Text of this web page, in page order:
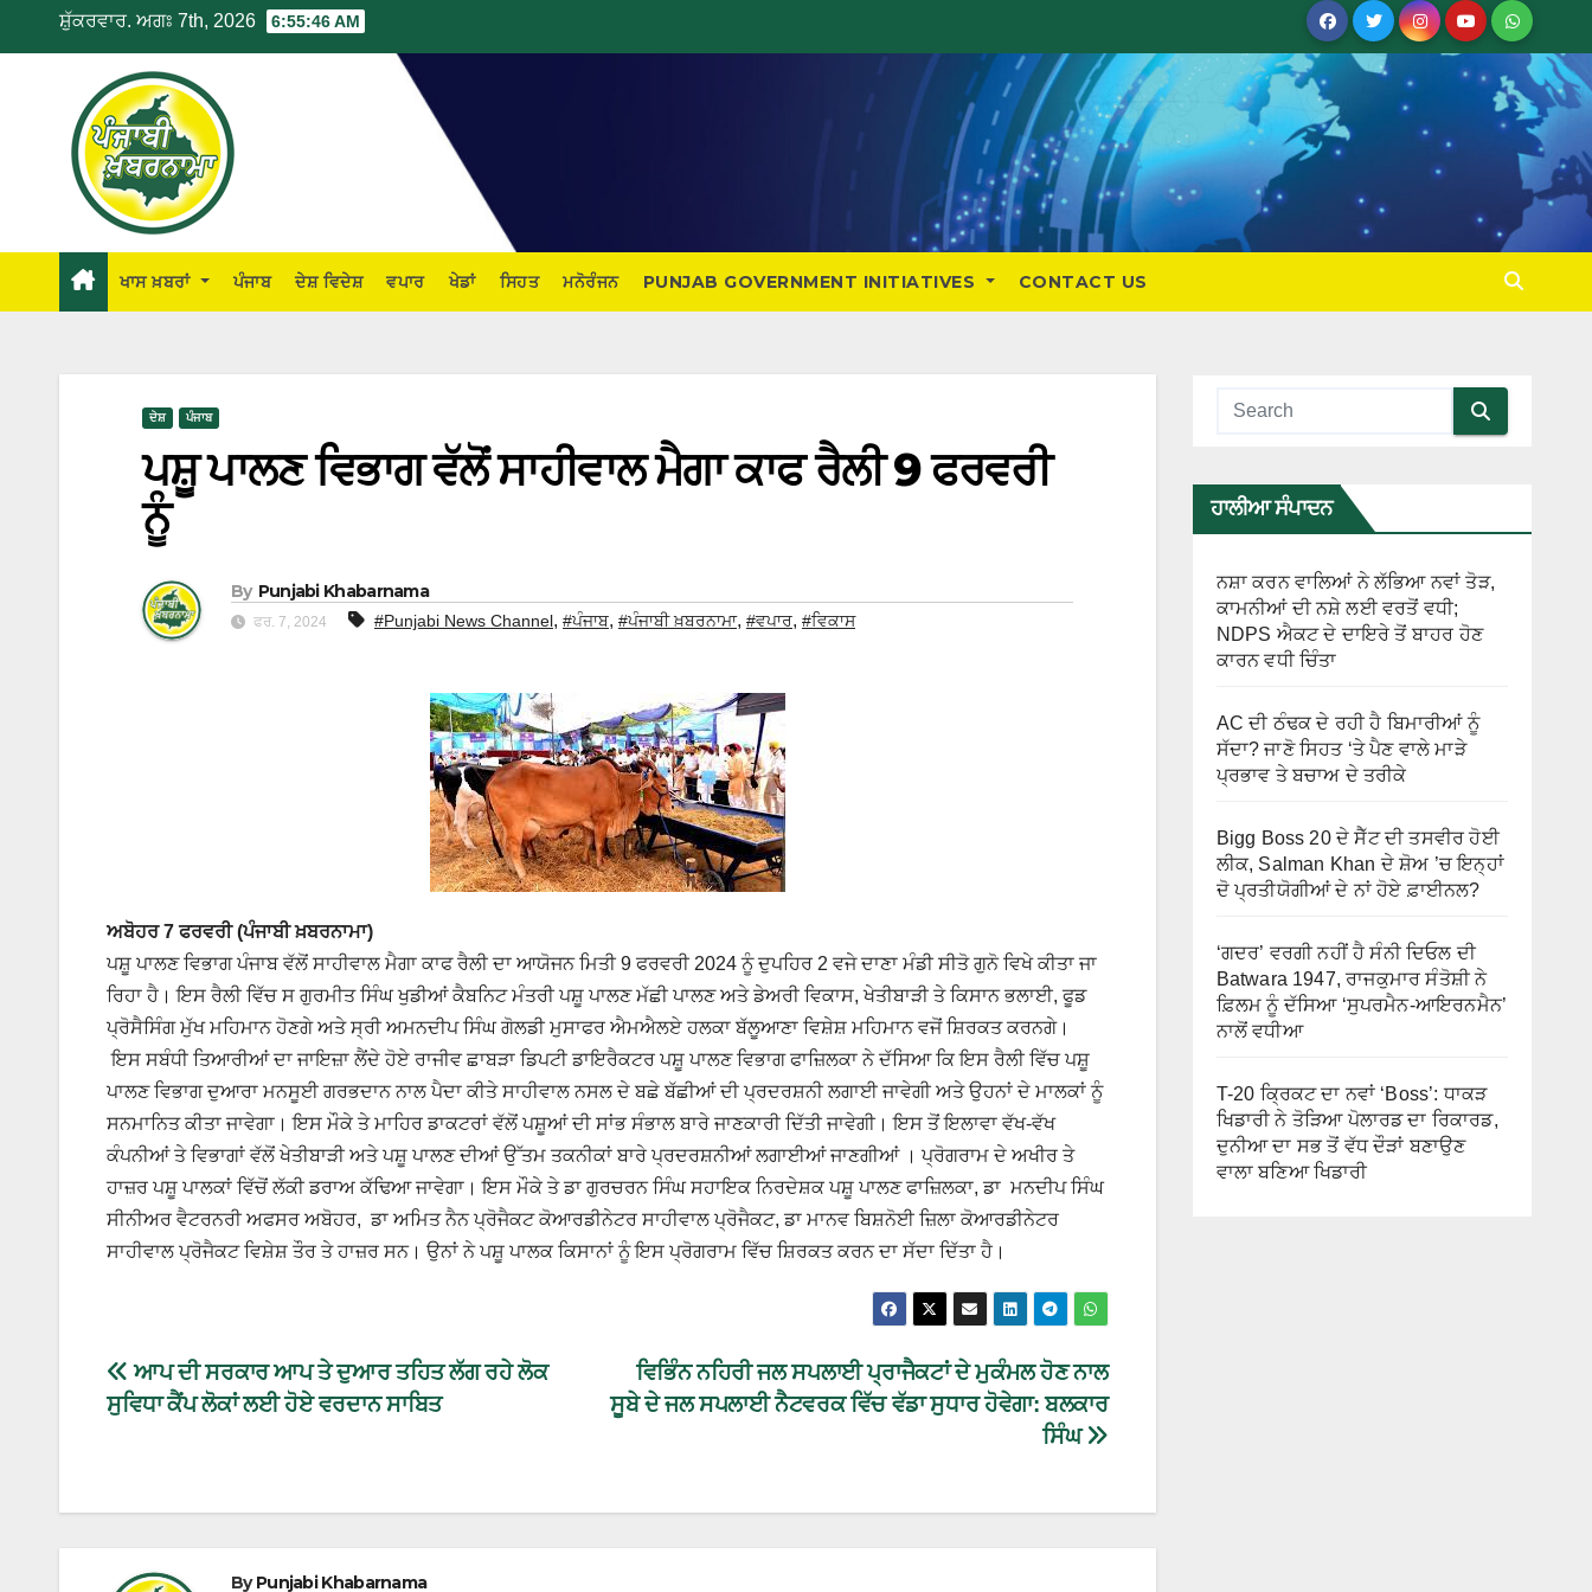
ਸ਼ੁੱਕਰਵਾਰ. ਅਗਃ 7th, 2026 6:55:47 AM
ਖਾਸ ਖ਼ਬਰਾਂ ਪੰਜਾਬ ਦੇਸ਼ ਵਿਦੇਸ਼ ਵਪਾਰ ਖੇਡਾਂ ਸਿਹਤ ਮਨੋਰੰਜਨ PUNJAB GOVERNMENT INITIATIVES CONTACT US
ਦੇਸ਼ ਪੰਜਾਬ
ਪਸ਼ੂ ਪਾਲਣ ਵਿਭਾਗ ਵੱਲੋਂ ਸਾਹੀਵਾਲ ਮੈਗਾ ਕਾਫ ਰੈਲੀ 9 ਫਰਵਰੀ
ਨੂੰ
By Punjabi Khabarnama
ਫਰ. 7, 2024 #Punjabi News Channel, #ਪੰਜਾਬ, #ਪੰਜਾਬੀ ਖ਼ਬਰਨਾਮਾ, #ਵਪਾਰ, #ਵਿਕਾਸ
ਅਬੋਹਰ 7 ਫਰਵਰੀ (ਪੰਜਾਬੀ ਖ਼ਬਰਨਾਮਾ)
ਪਸ਼ੂ ਪਾਲਣ ਵਿਭਾਗ ਪੰਜਾਬ ਵੱਲੋਂ ਸਾਹੀਵਾਲ ਮੈਗਾ ਕਾਫ ਰੈਲੀ ਦਾ ਆਯੋਜਨ ਮਿਤੀ 9 ਫਰਵਰੀ 2024 ਨੂੰ ਦੁਪਹਿਰ 2 ਵਜੇ ਦਾਣਾ ਮੰਡੀ ਸੀਤੋ ਗੁਨੋ ਵਿਖੇ ਕੀਤਾ ਜਾ
ਰਿਹਾ ਹੈ। ਇਸ ਰੈਲੀ ਵਿੱਚ ਸ ਗੁਰਮੀਤ ਸਿੰਘ ਖੁਡੀਆਂ ਕੈਬਨਿਟ ਮੰਤਰੀ ਪਸ਼ੂ ਪਾਲਣ ਮੱਛੀ ਪਾਲਣ ਅਤੇ ਡੇਅਰੀ ਵਿਕਾਸ, ਖੇਤੀਬਾੜੀ ਤੇ ਕਿਸਾਨ ਭਲਾਈ, ਫੂਡ
ਪ੍ਰੋਸੈਸਿੰਗ ਮੁੱਖ ਮਹਿਮਾਨ ਹੋਣਗੇ ਅਤੇ ਸ੍ਰੀ ਅਮਨਦੀਪ ਸਿੰਘ ਗੋਲਡੀ ਮੁਸਾਫਰ ਐਮਐਲਏ ਹਲਕਾ ਬੱਲੂਆਣਾ ਵਿਸ਼ੇਸ਼ ਮਹਿਮਾਨ ਵਜੋਂ ਸ਼ਿਰਕਤ ਕਰਨਗੇ।
ਇਸ ਸਬੰਧੀ ਤਿਆਰੀਆਂ ਦਾ ਜਾਇਜ਼ਾ ਲੈਂਦੇ ਹੋਏ ਰਾਜੀਵ ਛਾਬੜਾ ਡਿਪਟੀ ਡਾਇਰੈਕਟਰ ਪਸ਼ੂ ਪਾਲਣ ਵਿਭਾਗ ਫਾਜ਼ਿਲਕਾ ਨੇ ਦੱਸਿਆ ਕਿ ਇਸ ਰੈਲੀ ਵਿੱਚ ਪਸ਼ੂ
ਪਾਲਣ ਵਿਭਾਗ ਦੁਆਰਾ ਮਨਸੂਈ ਗਰਭਦਾਨ ਨਾਲ ਪੈਦਾ ਕੀਤੇ ਸਾਹੀਵਾਲ ਨਸਲ ਦੇ ਬਛੇ ਬੱਛੀਆਂ ਦੀ ਪ੍ਰਦਰਸ਼ਨੀ ਲਗਾਈ ਜਾਵੇਗੀ ਅਤੇ ਉਹਨਾਂ ਦੇ ਮਾਲਕਾਂ ਨੂੰ
ਸਨਮਾਨਿਤ ਕੀਤਾ ਜਾਵੇਗਾ। ਇਸ ਮੌਕੇ ਤੇ ਮਾਹਿਰ ਡਾਕਟਰਾਂ ਵੱਲੋਂ ਪਸ਼ੂਆਂ ਦੀ ਸਾਂਭ ਸੰਭਾਲ ਬਾਰੇ ਜਾਣਕਾਰੀ ਦਿੱਤੀ ਜਾਵੇਗੀ। ਇਸ ਤੋਂ ਇਲਾਵਾ ਵੱਖ-ਵੱਖ
ਕੰਪਨੀਆਂ ਤੇ ਵਿਭਾਗਾਂ ਵੱਲੋਂ ਖੇਤੀਬਾੜੀ ਅਤੇ ਪਸ਼ੂ ਪਾਲਣ ਦੀਆਂ ਉੱਤਮ ਤਕਨੀਕਾਂ ਬਾਰੇ ਪ੍ਰਦਰਸ਼ਨੀਆਂ ਲਗਾਈਆਂ ਜਾਣਗੀਆਂ । ਪ੍ਰੋਗਰਾਮ ਦੇ ਅਖੀਰ ਤੇ
ਹਾਜ਼ਰ ਪਸ਼ੂ ਪਾਲਕਾਂ ਵਿੱਚੋਂ ਲੱਕੀ ਡਰਾਅ ਕੱਢਿਆ ਜਾਵੇਗਾ। ਇਸ ਮੌਕੇ ਤੇ ਡਾ ਗੁਰਚਰਨ ਸਿੰਘ ਸਹਾਇਕ ਨਿਰਦੇਸ਼ਕ ਪਸ਼ੂ ਪਾਲਣ ਫਾਜ਼ਿਲਕਾ, ਡਾ ਮਨਦੀਪ ਸਿੰਘ
ਸੀਨੀਅਰ ਵੈਟਰਨਰੀ ਅਫਸਰ ਅਬੋਹਰ, ਡਾ ਅਮਿਤ ਨੈਨ ਪ੍ਰੋਜੈਕਟ ਕੋਆਰਡੀਨੇਟਰ ਸਾਹੀਵਾਲ ਪ੍ਰੋਜੈਕਟ, ਡਾ ਮਾਨਵ ਬਿਸ਼ਨੋਈ ਜ਼ਿਲਾ ਕੋਆਰਡੀਨੇਟਰ
ਸਾਹੀਵਾਲ ਪ੍ਰੋਜੈਕਟ ਵਿਸ਼ੇਸ਼ ਤੌਰ ਤੇ ਹਾਜ਼ਰ ਸਨ। ਉਨਾਂ ਨੇ ਪਸ਼ੂ ਪਾਲਕ ਕਿਸਾਨਾਂ ਨੂੰ ਇਸ ਪ੍ਰੋਗਰਾਮ ਵਿੱਚ ਸ਼ਿਰਕਤ ਕਰਨ ਦਾ ਸੱਦਾ ਦਿੱਤਾ ਹੈ।
ਵਿਭਿੰਨ ਨਹਿਰੀ ਜਲ ਸਪਲਾਈ ਪ੍ਰਾਜੈਕਟਾਂ ਦੇ ਮੁਕੰਮਲ ਹੋਣ ਨਾਲ
ਸੂਬੇ ਦੇ ਜਲ ਸਪਲਾਈ ਨੈਟਵਰਕ ਵਿੱਚ ਵੱਡਾ ਸੁਧਾਰ ਹੋਵੇਗਾ: ਬਲਕਾਰ
ਸਿੰਘ
ਆਪ ਦੀ ਸਰਕਾਰ ਆਪ ਤੇ ਦੁਆਰ ਤਹਿਤ ਲੱਗ ਰਹੇ ਲੋਕ
ਸੁਵਿਧਾ ਕੈਂਪ ਲੋਕਾਂ ਲਈ ਹੋਏ ਵਰਦਾਨ ਸਾਬਿਤ
ByPunjabi Khabarnama
ਹਾਲੀਆ ਸੰਪਾਦਨ
ਨਸ਼ਾ ਕਰਨ ਵਾਲਿਆਂ ਨੇ ਲੱਭਿਆ ਨਵਾਂ ਤੋੜ,
ਕਾਮਨੀਆਂ ਦੀ ਨਸ਼ੇ ਲਈ ਵਰਤੋਂ ਵਧੀ;
NDPS ਐਕਟ ਦੇ ਦਾਇਰੇ ਤੋਂ ਬਾਹਰ ਹੋਣ
ਕਾਰਨ ਵਧੀ ਚਿੰਤਾ
AC ਦੀ ਠੰਢਕ ਦੇ ਰਹੀ ਹੈ ਬਿਮਾਰੀਆਂ ਨੂੰ
ਸੱਦਾ? ਜਾਣੋ ਸਿਹਤ ‘ਤੇ ਪੈਣ ਵਾਲੇ ਮਾੜੇ
ਪ੍ਰਭਾਵ ਤੇ ਬਚਾਅ ਦੇ ਤਰੀਕੇ
Bigg Boss 20 ਦੇ ਸੈੱਟ ਦੀ ਤਸਵੀਰ ਹੋਈ
ਲੀਕ, Salman Khan ਦੇ ਸ਼ੋਅ ’ਚ ਇਨ੍ਹਾਂ
ਦੋ ਪ੍ਰਤੀਯੋਗੀਆਂ ਦੇ ਨਾਂ ਹੋਏ ਫ਼ਾਈਨਲ?
‘ਗਦਰ’ ਵਰਗੀ ਨਹੀਂ ਹੈ ਸੰਨੀ ਦਿਓਲ ਦੀ
Batwara 1947, ਰਾਜਕੁਮਾਰ ਸੰਤੋਸ਼ੀ ਨੇ
ਫ਼ਿਲਮ ਨੂੰ ਦੱਸਿਆ ‘ਸੁਪਰਮੈਨ-ਆਇਰਨਮੈਨ’
ਨਾਲੋਂ ਵਧੀਆ
T-20 ਕ੍ਰਿਕਟ ਦਾ ਨਵਾਂ ‘Boss’: ਧਾਕੜ
ਖਿਡਾਰੀ ਨੇ ਤੋੜਿਆ ਪੋਲਾਰਡ ਦਾ ਰਿਕਾਰਡ,
ਦੁਨੀਆ ਦਾ ਸਭ ਤੋਂ ਵੱਧ ਦੌੜਾਂ ਬਣਾਉਣ
ਵਾਲਾ ਬਣਿਆ ਖਿਡਾਰੀ